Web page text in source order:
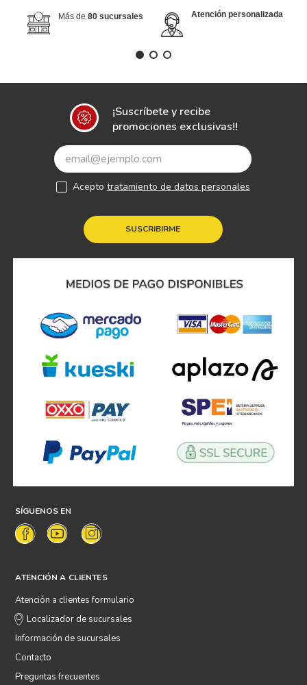
Más de 80 sucursales Atención personalizada
¡Suscríbete y recibe
promociones exclusivas!!
SUSCRIBIRME
Acepto tratamiento de datos personales
SÍGUENOS EN
ATENCIÓN A CLIENTES
Atención a clientes formulario
Localizador de sucursales
Información de sucursales
Contacto
Preguntas frecuentes